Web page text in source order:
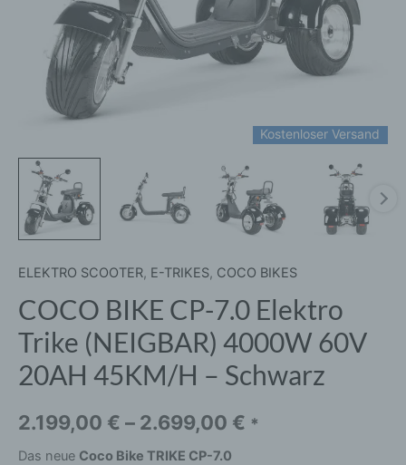
Kostenloser Versand
ELEKTRO SCOOTER, E-TRIKES, COCO BIKES
COCO BIKE CP-7.0 Elektro
Trike (NEIGBAR) 4000W 60V
20AH 45KM/H – Schwarz
2.199,00 € – 2.699,00 € *
Das neue Coco Bike TRIKE CP-7.0
45KM/H
Schwarz
Menge